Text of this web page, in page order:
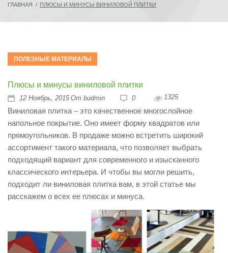
ГЛАВНАЯ / ПЛЮСЫ И МИНУСЫ ВИНИЛОВОЙ ПЛИТКИ
ПОЛЕЗНЫЕ МАТЕРИАЛЫ
Плюсы и минусы виниловой плитки
12 Ноябрь, 2015 От budmin 0 1325
Виниловая плитка – это качественное многослойное
напольное покрытие. Оно имеет форму квадратов или
прямоугольников. В продаже можно встретить широкий
ассортимент такого материала, что позволяет выбрать
подходящий вариант для современного и изысканного
классического интерьера. И чтобы вы могли решить,
подходит ли виниловая плитка вам, в этой статье мы
расскажем о всех ее плюсах и минуса.